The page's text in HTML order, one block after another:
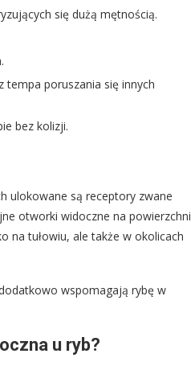
się dużą mętnością.
tempa poruszania się innych
bez kolizji.
ulokowane są receptory zwane
otworki widoczne na powierzchni
na tułowiu, ale także w okolicach
wspomagają rybę w
u ryb?